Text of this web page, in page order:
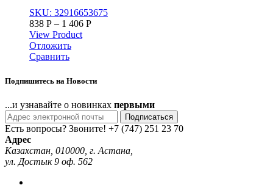
SKU: 32916653675
838 Р – 1 406 Р
View Product
Отложить
Сравнить
Подпишитесь на Новости
...и узнавайте о новинках первыми
Подписаться
Есть вопросы? Звоните! +7 (747) 251 23 70
Адрес
Казахстан, 010000, г. Астана,
ул. Достык 9 оф. 562